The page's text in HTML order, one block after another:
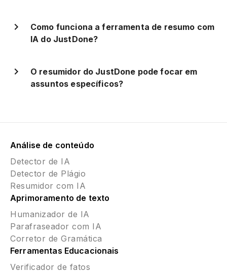
Como funciona a ferramenta de resumo com
IA do JustDone?
O resumidor do JustDone pode focar em
assuntos específicos?
Análise de conteúdo
Detector de IA
Detector de Plágio
Resumidor com IA
Aprimoramento de texto
Humanizador de IA
Parafraseador com IA
Corretor de Gramática
Ferramentas Educacionais
Verificador de fatos